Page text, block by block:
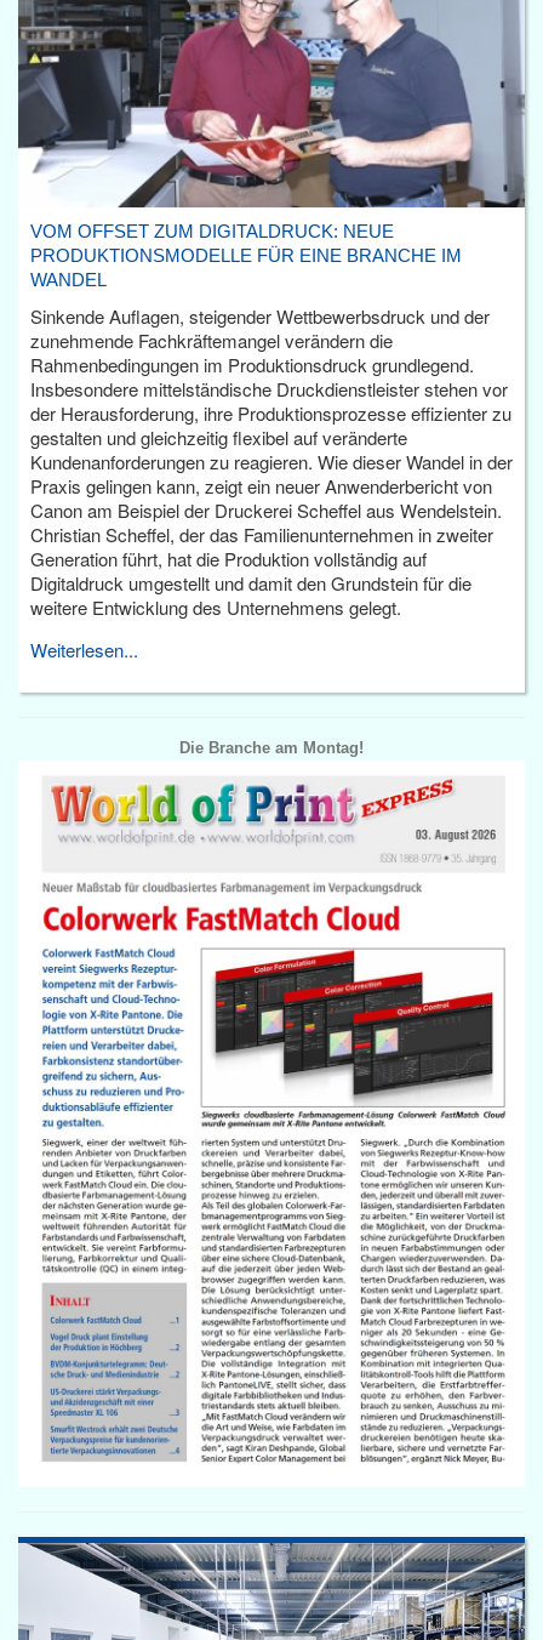
VOM OFFSET ZUM DIGITALDRUCK: NEUE
PRODUKTIONSMODELLE FÜR EINE BRANCHE IM
WANDEL
Sinkende Auflagen, steigender Wettbewerbsdruck und der
zunehmende Fachkräftemangel verändern die
Rahmenbedingungen im Produktionsdruck grundlegend.
Insbesondere mittelständische Druckdienstleister stehen vor
der Herausforderung, ihre Produktionsprozesse effizienter zu
gestalten und gleichzeitig flexibel auf veränderte
Kundenanforderungen zu reagieren. Wie dieser Wandel in der
Praxis gelingen kann, zeigt ein neuer Anwenderbericht von
Canon am Beispiel der Druckerei Scheffel aus Wendelstein.
Christian Scheffel, der das Familienunternehmen in zweiter
Generation führt, hat die Produktion vollständig auf
Digitaldruck umgestellt und damit den Grundstein für die
weitere Entwicklung des Unternehmens gelegt.
Weiterlesen...
Die Branche am Montag!